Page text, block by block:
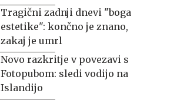
Tragični zadnji dnevi "boga
estetike": končno je znano,
zakaj je umrl
Novo razkritje v povezavi s
Fotopubom: sledi vodijo na
Islandijo